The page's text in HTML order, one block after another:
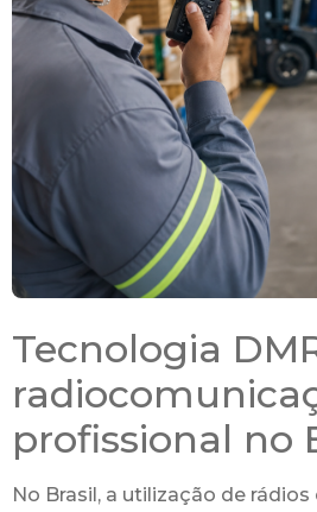
Tecnologia
profissional no
No Brasil, a utilização de